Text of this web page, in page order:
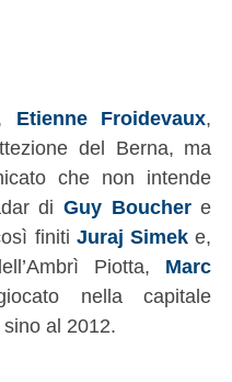
Etienne Froidevaux,
del Berna, ma
che non intende
di Guy Bouchere
finiti Juraj Simek e,
Piotta, Marc
nella capitale
al 2012.